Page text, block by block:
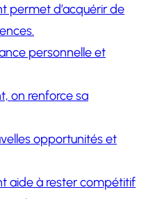
permet d’acquérir de
personnelle et
on renforce sa
opportunités et
aide à rester compétitif